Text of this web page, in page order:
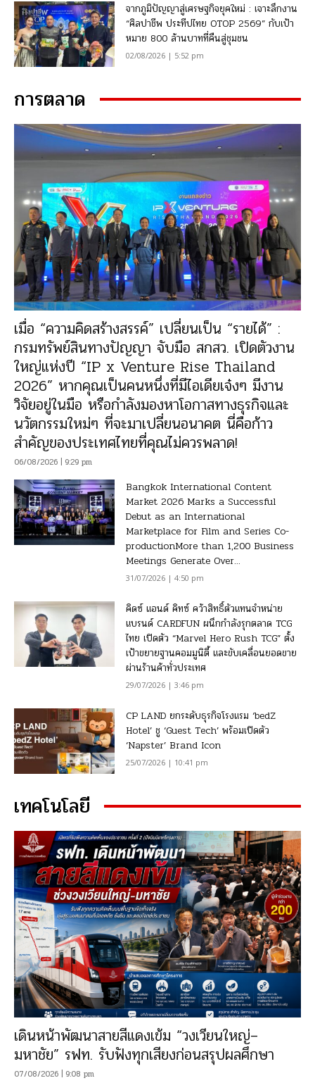
จากภูมิปัญญาสู่เศรษฐกิจยุคใหม่ : เจาะลึกงาน
“ศิลปาชีพ ประทีปไทย OTOP 2569” กับเป้า
หมาย 800 ล้านบาทที่คืนสู่ชุมชน
02/08/2026 | 5:52 pm
การตลาด
เมื่อ “ความคิดสร้างสรรค์” เปลี่ยนเป็น “รายได้” :
กรมทรัพย์สินทางปัญญา จับมือ สกสว. เปิดตัวงาน
ใหญ่แห่งปี “IP x Venture Rise Thailand
2026” หากคุณเป็นคนหนึ่งที่มีไอเดียเจ๋งๆ มีงาน
วิจัยอยู่ในมือ หรือกำลังมองหาโอกาสทางธุรกิจและ
นวัตกรรมใหม่ๆ ที่จะมาเปลี่ยนอนาคต นี่คือก้าว
สำคัญของประเทศไทยที่คุณไม่ควรพลาด!
06/08/2026 | 9:29 pm
Bangkok International Content
Market 2026 Marks a Successful
Debut as an International
Marketplace for Film and Series Co-
productionMore than 1,200 Business
Meetings Generate Over...
31/07/2026 | 4:50 pm
คิดซ์ แอนด์ คิทซ์ คว้าสิทธิ์ตัวแทนจำหน่าย
แบรนด์ CARDFUN ผนึกกำลังรุกตลาด TCG
ไทย เปิดตัว “Marvel Hero Rush TCG” ตั้ง
เป้าขยายฐานคอมมูนิตี้ และขับเคลื่อนยอดขาย
ผ่านร้านค้าทั่วประเทศ
29/07/2026 | 3:46 pm
CP LAND ยกระดับธุรกิจโรงแรม ‘bedZ
Hotel’ ชู ‘Guest Tech’ พร้อมเปิดตัว
‘Napster’ Brand Icon
25/07/2026 | 10:41 pm
เทคโนโลยี
เดินหน้าพัฒนาสายสีแดงเข้ม “วงเวียนใหญ่–
มหาชัย” รฟท. รับฟังทุกเสียงก่อนสรุปผลศึกษา
07/08/2026 | 9:08 pm